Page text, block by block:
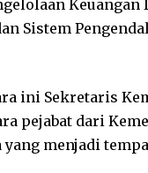
Keuangan
Sistem
ini Sekretaris
pejabat dari
menjadi